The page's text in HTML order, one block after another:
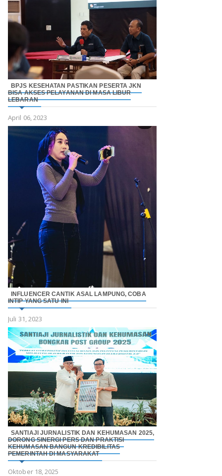
BPJS KESEHATAN PASTIKAN PESERTA JKN
BISA AKSES PELAYANAN DI MASA LIBUR
LEBARAN
April 06, 2023
INFLUENCER CANTIK ASAL LAMPUNG, COBA
INTIP YANG SATU INI
Juli 31, 2023
SANTIAJI JURNALISTIK DAN KEHUMASAN 2025,
DORONG SINERGI PERS DAN PRAKTISI
KEHUMASAN BANGUN KREDIBILITAS
PEMERINTAH DI MASYARAKAT
Oktober 18, 2025